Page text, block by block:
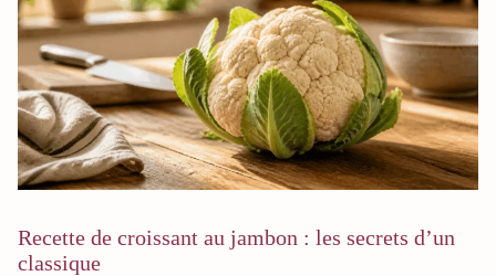
Recette de croissant au jambon : les secrets d’un
classique